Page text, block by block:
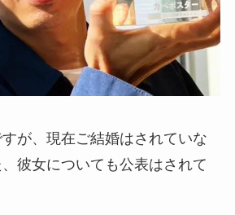
が、現在ご結婚はされていな
彼女についても公表はされて